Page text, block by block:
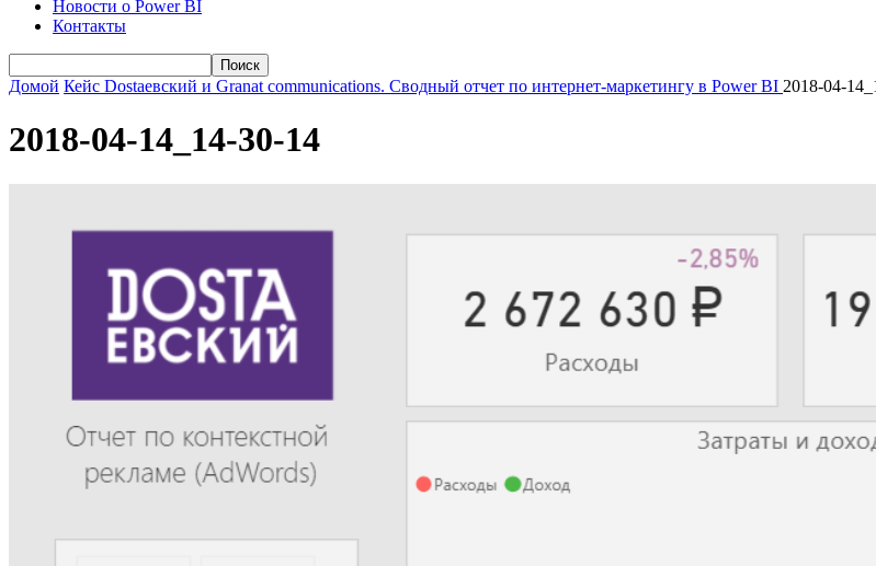
Новости о Power BI
Контакты
Домой Кейс Dostaевский и Granat communications. Сводный отчет по интернет-маркетингу в Power BI 2018-04-
2018-04-14_14-30-14